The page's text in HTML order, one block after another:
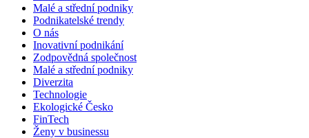
Malé a střední podniky
Podnikatelské trendy
O nás
Inovativní podnikání
Zodpovědná společnost
Malé a střední podniky
Diverzita
Technologie
Ekologické Česko
FinTech
Ženy v businessu